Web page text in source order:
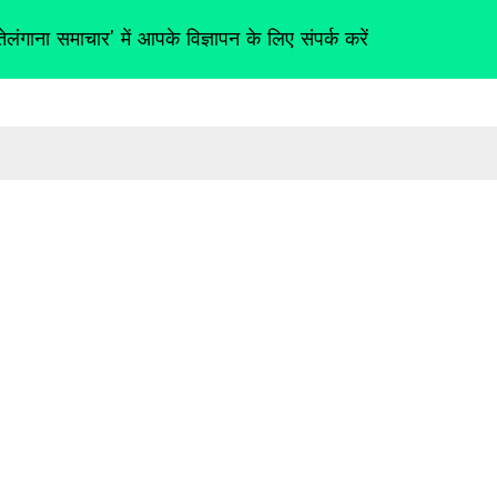
समाचार' में आपके विज्ञापन के लिए संपर्क करें